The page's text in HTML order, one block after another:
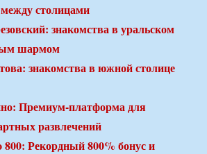
столицами
знакомства в уральском
шармом
знакомства в южной столице
Премиум-платформа для
развлечений
Рекордный 800% бонус и